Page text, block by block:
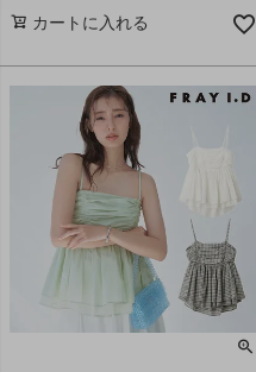
カートに入れる